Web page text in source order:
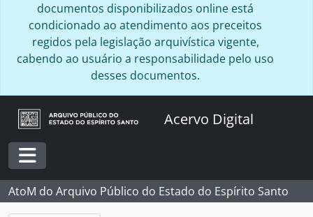
documentos disponibilizados online está
condicionado ao atendimento aos preceitos
regidos pela legislação arquivística vigente,
cabendo ao usuário a responsabilidade pelo uso
desses documentos.
Acervo Digital
Toggle navigation
AtoM do Arquivo Público do Estado do Espírito Santo
[Fundo] BR ESAPEES JCC - José Celso Claudio, 1916 - 1998
BR ESAPEES JCC.IPAJM - Conselho Diretor IPAJM, 1952 - 1970
[Dossiê] BR ESAPEES JCC.1 - Congresso Nacional dos Institutos de Previdência Social, 1969
[Dossiê] BR ESAPEES JCC.IPAJM.2 - Junta de Conselheiros do IPAJM, 1950 - 1970
BR ESAPEES JCC.IBES - Conselho Fiscal IBES, 1972
BR ESAPEES JCC.DSP - Departamento de Serviço Público, 1952 - 1967
[Dossiê] BR ESAPEES JCC.DSP.4 - Publicações de nomeação, 1963
[Dossiê] BR ESAPEES JCC.DSP.5 - Reunião Governador Francisco Lacerda de Aguiar, 1965